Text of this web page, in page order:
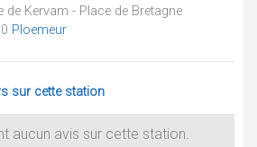
de Kervam - Place de Bretagne
Ploemeur
sur cette station
aucun avis sur cette station.